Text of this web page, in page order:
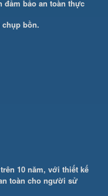
đảm bảo an toàn thực
bồn.
10 năm, với thiết kế
toàn cho người sử